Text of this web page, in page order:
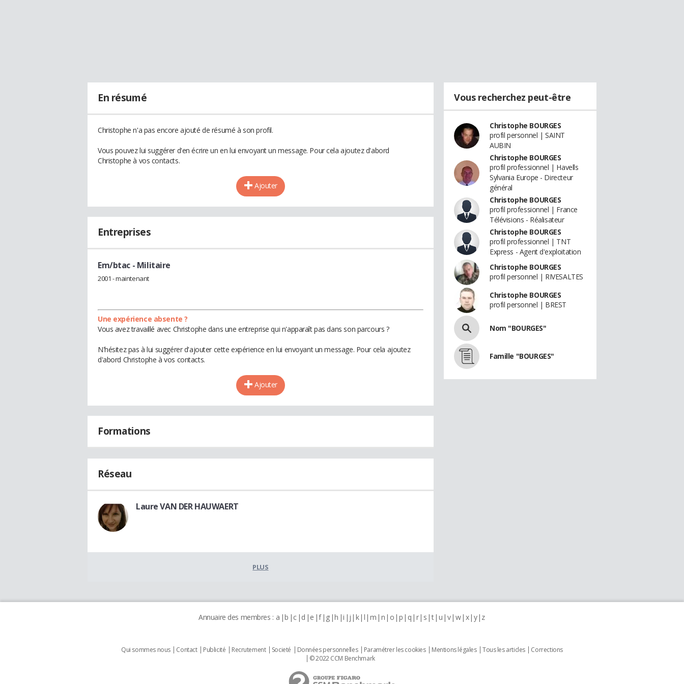
En résumé
Christophe n'a pas encore ajouté de résumé à son profil.
Vous pouvez lui suggérer d'en écrire un en lui envoyant un message. Pour cela ajoutez d'abord
Christophe à vos contacts.
Ajouter
Entreprises
Em/btac - Militaire
2001 - maintenant
Une expérience absente ?
Vous avez travaillé avec Christophe dans une entreprise qui n'apparaît pas dans son parcours ?
N'hésitez pas à lui suggérer d'ajouter cette expérience en lui envoyant un message. Pour cela ajoutez
d'abord Christophe à vos contacts.
Ajouter
Formations
Réseau
Laure VAN DER HAUWAERT
PLUS
Vous recherchez peut-être
Christophe BOURGES
profil personnel | SAINT
AUBIN
Christophe BOURGES
profil professionnel | Havells
Sylvania Europe - Directeur
général
Christophe BOURGES
profil professionnel | France
Télévisions - Réalisateur
Christophe BOURGES
profil professionnel | TNT
Express - Agent d'exploitation
Christophe BOURGES
profil personnel | RIVESALTES
Christophe BOURGES
profil personnel | BREST
Nom "BOURGES"
Famille "BOURGES"
Annuaire des membres : a b c d e f g h i j k l m n o p q r s t u v w x y z
Qui sommes nous Contact Publicité Recrutement Societé Données personnelles Paramétrer les cookies Mentions légales Tous les articles
Corrections
© 2022 CCM Benchmark